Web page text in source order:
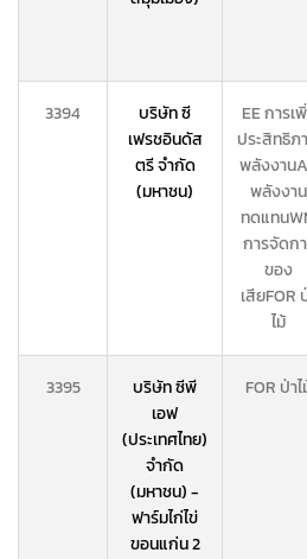
3394
บริษัท ซี
เฟรชอินดัส
ตรี จำกัด
(มหาชน)
EE การเ
ประสิทธิภ
พลังงาน
พลังงาน
ทดแทน
การจัดก
ของ
เสียFOR
ไม้
3395
บริษัท ซีพี
เอฟ
(ประเทศไทย)
จำกัด
(มหาชน) -
ฟาร์มไก่ไข่
ขอนแก่น 2
FOR ป่า